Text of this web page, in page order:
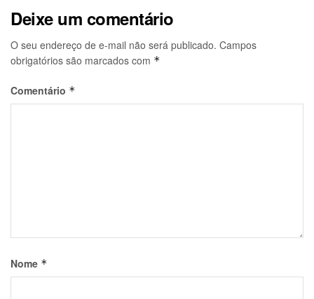
Deixe um comentário
O seu endereço de e-mail não será publicado. Campos
obrigatórios são marcados com *
Comentário *
Nome *